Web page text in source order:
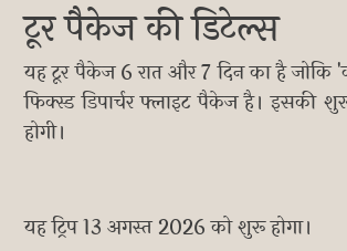
टूर पैकेज की डिटेल्स
यह टूर पैकेज 6 रात और 7 दिन का है जोकि
फिक्स्ड डिपार्चर फ्लाइट पैकेज है। इसकी
होगी।
यह ट्रिप 13 अगस्त 2026 को शुरू होगा।